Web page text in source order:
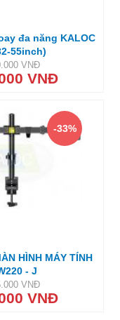
đa năng KALOC
55inch)
VNĐ
VNĐ
-33%
HÌNH MÁY TÍNH
- J
VNĐ
VNĐ